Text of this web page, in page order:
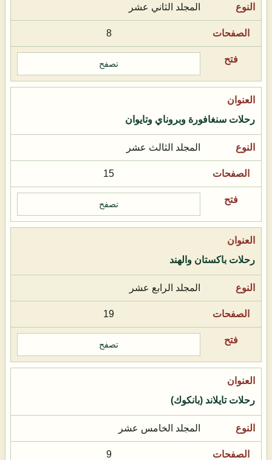
المجلد الثاني عشر
8
تصفح
رحلات سنغافورة وبروناي وتايوان
المجلد الثالث عشر
15
تصفح
رحلات باكستان والهند
المجلد الرابع عشر
19
تصفح
رحلات تايلاند (بانكوك)
المجلد الخامس عشر
9